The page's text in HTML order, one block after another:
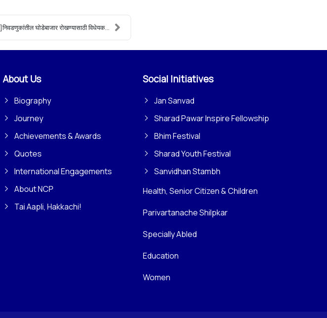
घोडेबाजार रोखण्यासाठी विधेयक...
About Us
Biography
Journey
Achievements & Awards
Quotes
International Engagements
About NCP
Tai Aapli, Hakkachi!
Social Initiatives
Jan Sanvad
Sharad Pawar Inspire Fellowship
Bhim Festival
Sharad Youth Festival
Sanvidhan Stambh
Health, Senior Citizen & Children
Parivartanache Shilpkar
Specially Abled
Education
Women